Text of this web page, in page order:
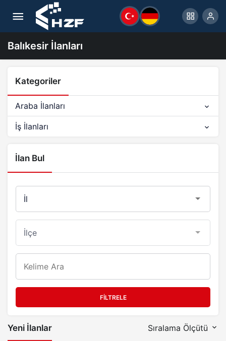
Balıkesir İlanları
Kategoriler
Araba İlanları
İş İlanları
İlan Bul
FILTRELE
Yeni İlanlar Sıralama Ölçütü